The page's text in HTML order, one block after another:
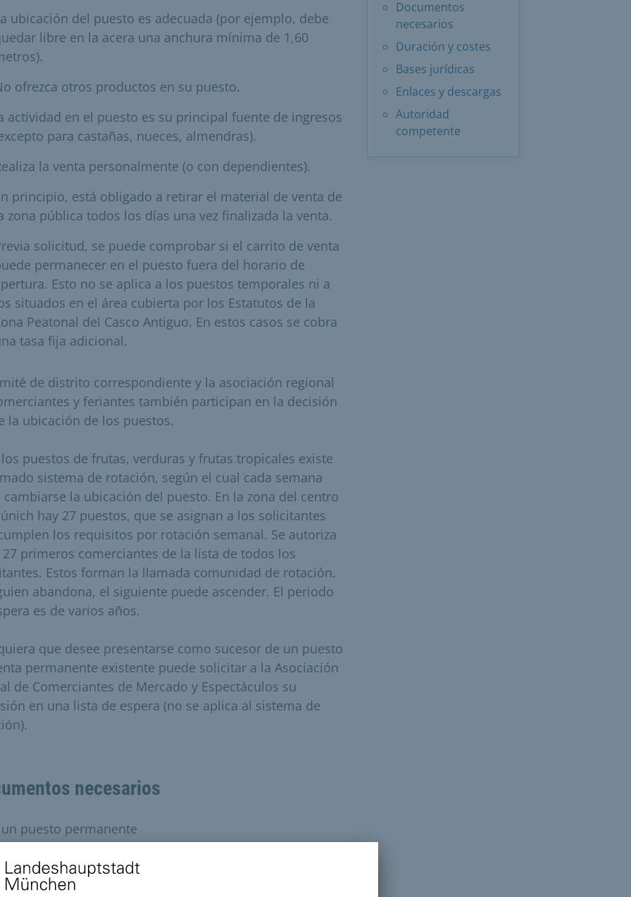
Documentos
necesarios
Duración y costes
Bases jurídicas
Enlaces y descargas
Autoridad
competente
ubicación del puesto es adecuada (por ejemplo, debe
libre en la acera una anchura mínima de 1,60
ofrezca otros productos en su puesto.
actividad en el puesto es su principal fuente de ingresos
para castañas, nueces, almendras).
la venta personalmente (o con dependientes).
principio, está obligado a retirar el material de venta de
zona pública todos los días una vez finalizada la venta.
solicitud, se puede comprobar si el carrito de venta
permanecer en el puesto fuera del horario de
Esto no se aplica a los puestos temporales ni a
situados en el área cubierta por los Estatutos de la
Peatonal del Casco Antiguo. En estos casos se cobra
tasa fija adicional.
de distrito correspondiente y la asociación regional
y feriantes también participan en la decisión
la ubicación de los puestos.
los puestos de frutas, verduras y frutas tropicales existe
sistema de rotación, según el cual cada semana
cambiarse la ubicación del puesto. En la zona del centro
hay 27 puestos, que se asignan a los solicitantes
los requisitos por rotación semanal. Se autoriza
27 primeros comerciantes de la lista de todos los
Estos forman la llamada comunidad de rotación.
abandona, el siguiente puede ascender. El periodo
es de varios años.
que desee presentarse como sucesor de un puesto
permanente existente puede solicitar a la Asociación
de Comerciantes de Mercado y Espectáculos su
en una lista de espera (no se aplica al sistema de
necesarios
un puesto permanente
Solicitud a la Asociación Estatal de Comerciantes y
Feriantes de Baviera (el formulario está disponible allí)